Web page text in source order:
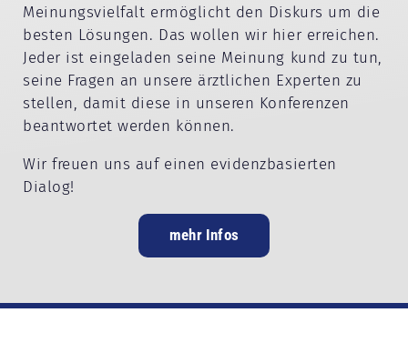
Meinungsvielfalt ermöglicht den Diskurs um die
besten Lösungen. Das wollen wir hier erreichen.
Jeder ist eingeladen seine Meinung kund zu tun,
seine Fragen an unsere ärztlichen Experten zu
stellen, damit diese in unseren Konferenzen
beantwortet werden können.
Wir freuen uns auf einen evidenzbasierten
Dialog!
mehr Infos